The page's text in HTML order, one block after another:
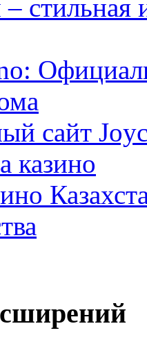
стильная
сайт
казино